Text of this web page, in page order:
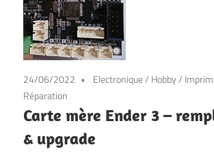
24/06/2022 Electronique/ Hobby/
Réparation
Carte mère Ender 3 –
& upgrade